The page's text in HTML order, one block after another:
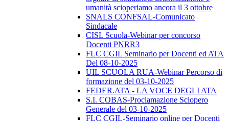
umanità scioperiamo ancora il 3 ottobre
SNALS CONFSAL-Comunicato
Sindacale
CISL Scuola-Webinar per concorso
Docenti PNRR3
FLC CGIL Seminario per Docenti ed ATA
Del 08-10-2025
UIL SCUOLA RUA-Webinar Percorso di
formazione del 03-10-2025
FEDER.ATA - LA VOCE DEGLI ATA
S.I. COBAS-Proclamazione Sciopero
Generale del 03-10-2025
FLC CGIL-Seminario online per Docenti